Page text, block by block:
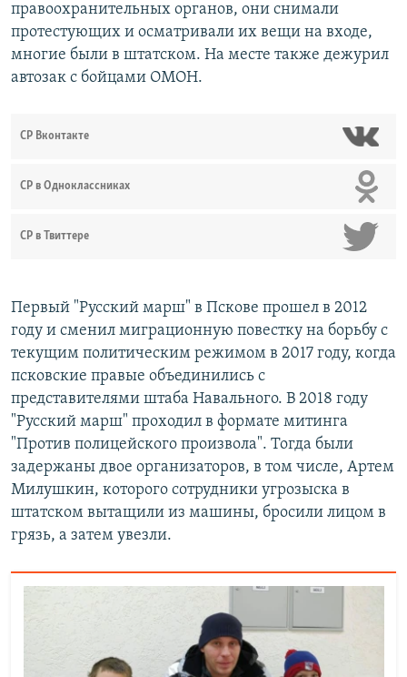
правоохранительных органов, они снимали
протестующих и осматривали их вещи на входе,
многие были в штатском. На месте также дежурил
автозак с бойцами ОМОН.
СР Вконтакте
СР в Одноклассниках
СР в Твиттере
Первый "Русский марш" в Пскове прошел в 2012
году и сменил миграционную повестку на борьбу с
текущим политическим режимом в 2017 году, когда
псковские правые объединились с
представителями штаба Навального. В 2018 году
"Русский марш" проходил в формате митинга
"Против полицейского произвола". Тогда были
задержаны двое организаторов, в том числе, Артем
Милушкин, которого сотрудники угрозыска в
штатском вытащили из машины, бросили лицом в
грязь, а затем увезли.